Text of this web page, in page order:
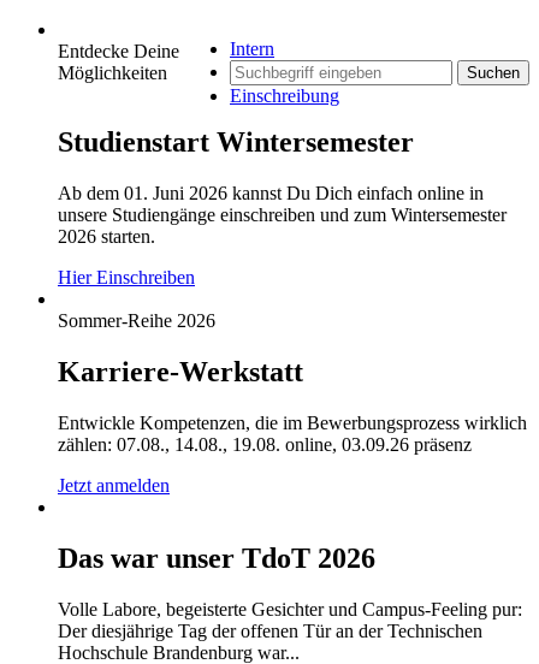
Intern
Suchen
Einschreibung
Entdecke Deine
Möglichkeiten
Studienstart Wintersemester
Ab dem 01. Juni 2026 kannst Du Dich einfach online in
unsere Studiengänge einschreiben und zum Wintersemester
2026 starten.
Hier Einschreiben
Sommer-Reihe 2026
Karriere-Werkstatt
Entwickle Kompetenzen, die im Bewerbungsprozess wirklich
zählen: 07.08., 14.08., 19.08. online, 03.09.26 präsenz
Jetzt anmelden
Das war unser TdoT 2026
Volle Labore, begeisterte Gesichter und Campus-Feeling pur:
Der diesjährige Tag der offenen Tür an der Technischen
Hochschule Brandenburg war...